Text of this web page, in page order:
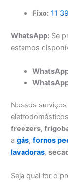
Fixo: 11
WhatsApp: Se
estamos
Nossos
freezers,
agás,fornos
lavadoras,
Seja qual for o